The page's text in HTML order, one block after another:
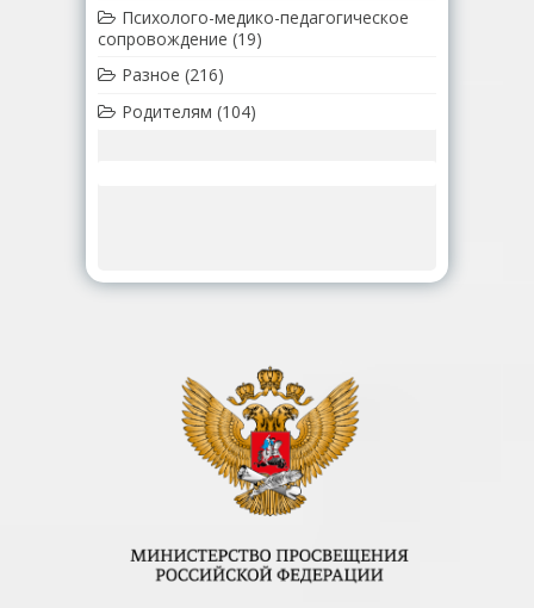
Психолого-медико-педагогическое
сопровождение (19)
Разное (216)
Родителям (104)